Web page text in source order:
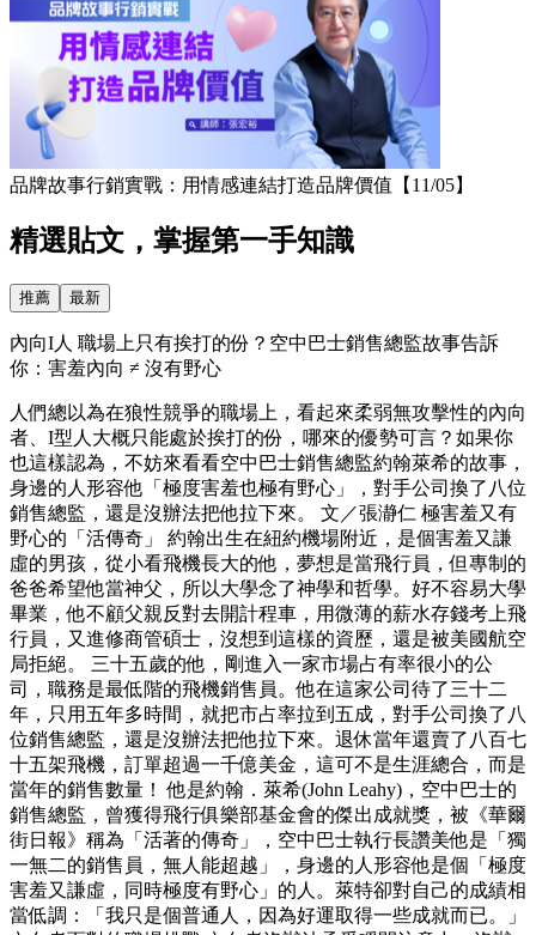
品牌故事行銷實戰：用情感連結打造品牌價值【11/05】
精選貼文，掌握第一手知識
推薦 最新
內向I人 職場上只有挨打的份？空中巴士銷售總監故事告訴
你：害羞內向 ≠ 沒有野心
人們總以為在狼性競爭的職場上，看起來柔弱無攻擊性的內向
者、I型人大概只能處於挨打的份，哪來的優勢可言？如果你
也這樣認為，不妨來看看空中巴士銷售總監約翰萊希的故事，
身邊的人形容他「極度害羞也極有野心」，對手公司換了八位
銷售總監，還是沒辦法把他拉下來。 文／張瀞仁 極害羞又有
野心的「活傳奇」 約翰出生在紐約機場附近，是個害羞又謙
虛的男孩，從小看飛機長大的他，夢想是當飛行員，但專制的
爸爸希望他當神父，所以大學念了神學和哲學。好不容易大學
畢業，他不顧父親反對去開計程車，用微薄的薪水存錢考上飛
行員，又進修商管碩士，沒想到這樣的資歷，還是被美國航空
局拒絕。 三十五歲的他，剛進入一家市場占有率很小的公
司，職務是最低階的飛機銷售員。他在這家公司待了三十二
年，只用五年多時間，就把市占率拉到五成，對手公司換了八
位銷售總監，還是沒辦法把他拉下來。退休當年還賣了八百七
十五架飛機，訂單超過一千億美金，這可不是生涯總合，而是
當年的銷售數量！ 他是約翰．萊希(John Leahy)，空中巴士的
銷售總監，曾獲得飛行俱樂部基金會的傑出成就獎，被《華爾
街日報》稱為「活著的傳奇」，空中巴士執行長讚美他是「獨
一無二的銷售員，無人能超越」，身邊的人形容他是個「極度
害羞又謙虛，同時極度有野心」的人。萊特卻對自己的成績相
當低調：「我只是個普通人，因為好運取得一些成就而已。」